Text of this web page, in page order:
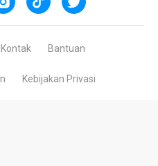
Kontak Bantuan
Kebijakan Privasi